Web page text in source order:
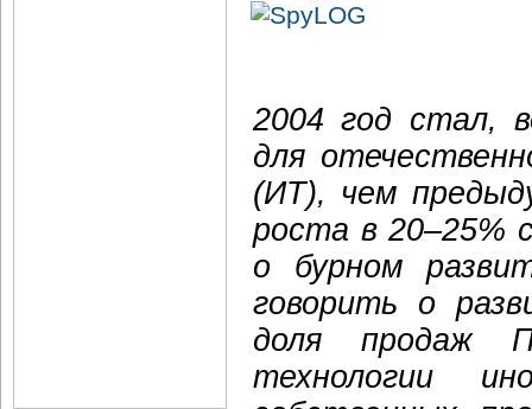
2004 год стал,
для
(ИТ), чем
роста в 20–25%
о бурном
говорить о
доля продаж
технологии